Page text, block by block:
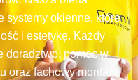
systemy okienne, które
i estetykę. Każdy
doradztwo, pomoc w
oraz fachowy montaż.